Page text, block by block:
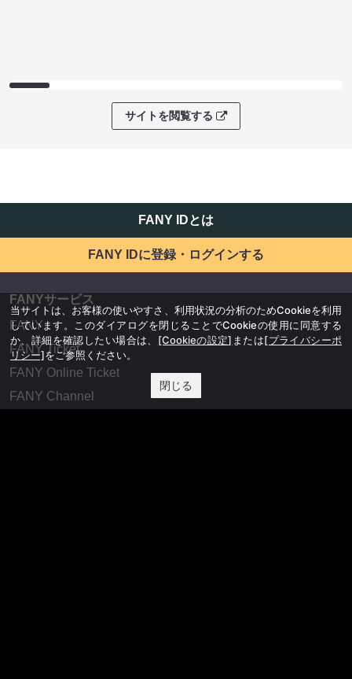
サイトを閲覧する
FANY IDとは
FANY IDに登録・ログインする
FANYサービス
FANY
FANY Ticket
FANY Online Ticket
FANY Channel
当サイトは、お客様の使いやすさ、利用状況の分析のためCookieを利用
しています。このダイアログを閉じることでCookieの使用に同意する
か、詳細を確認したい場合は、 [Cookieの設定] または[プライバシーポ
リシー]をご参照ください。
閉じる